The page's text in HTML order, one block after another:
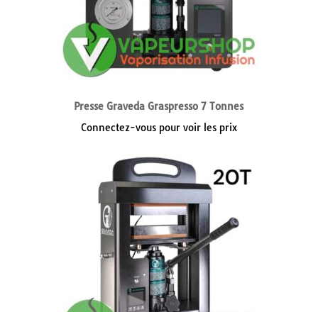
Presse Graveda Graspresso 7 Tonnes
Connectez-vous pour voir les prix